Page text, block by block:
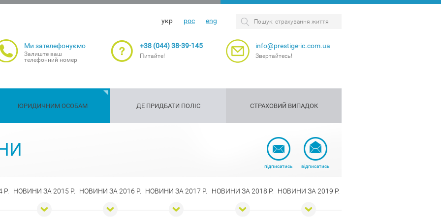
укр рос eng
Ми зателефонуємо
Залиште ваш
телефонний номер
+38 (044) 38-39-145
Питайте!
info@prestige-ic.com.ua
Звертайтесь!
Страхування
ЮРИДИЧНИМ ОСОБАМ
Страхування
персоналу
ДЕ ПРИДБАТИ ПОЛІС СТРАХОВИЙ ВИПАДОК
підписатись відписатись
Р. НОВИНИ ЗА 2015 Р. НОВИНИ ЗА 2016 Р. НОВИНИ ЗА 2017 Р. НОВИНИ ЗА 2018 Р. НОВИНИ ЗА 2019 Р.